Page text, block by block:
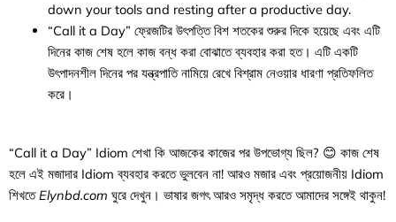
down your tools and resting after a productive day.
“Call it a Day” ফ্রেজটির উৎপত্তি বিশ শতকের শুরুর দিকে হয়েছে এবং এটি
দিনের কাজ শেষ হলে কাজ বন্ধ করা বোঝাতে ব্যবহার করা হত। এটি একটি
উৎপাদনশীল দিনের পর যন্ত্রপাতি নামিয়ে রেখে বিশ্রাম নেওয়ার ধারণা প্রতিফলিত
করে।
“Call it a Day” Idiom শেখা কি আজকের কাজের পর উপভোগ্য ছিল? 😊 কাজ শেষ
হলে এই মজাদার Idiom ব্যবহার করতে ভুলবেন না! আরও মজার এবং প্রয়োজনীয় Idiom
শিখতেElynbd.com ঘুরে দেখুন। ভাষার জগৎ আরও সমৃদ্ধ করতে আমাদের সঙ্গেই থাকুন!